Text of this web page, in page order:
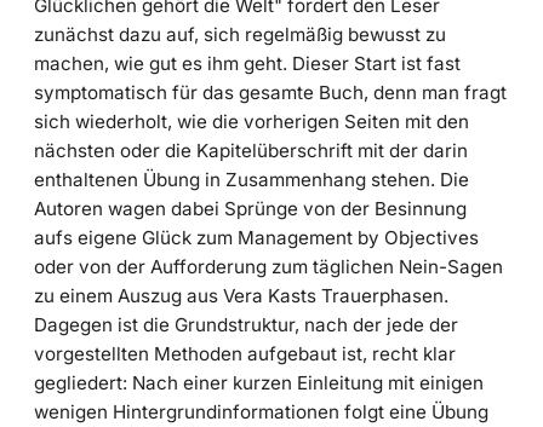
Glücklichen gehört die Welt" fordert den Leser
zunächst dazu auf, sich regelmäßig bewusst zu
machen, wie gut es ihm geht. Dieser Start ist fast
symptomatisch für das gesamte Buch, denn man fragt
sich wiederholt, wie die vorherigen Seiten mit den
nächsten oder die Kapitelüberschrift mit der darin
enthaltenen Übung in Zusammenhang stehen. Die
Autoren wagen dabei Sprünge von der Besinnung
aufs eigene Glück zum Management by Objectives
oder von der Aufforderung zum täglichen Nein-Sagen
zu einem Auszug aus Vera Kasts Trauerphasen.
Dagegen ist die Grundstruktur, nach der jede der
vorgestellten Methoden aufgebaut ist, recht klar
gegliedert: Nach einer kurzen Einleitung mit einigen
wenigen Hintergrundinformationen folgt eine Übung